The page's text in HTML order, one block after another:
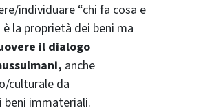
individuare “chi fa cosa e
la proprietà dei beni ma
il dialogo
anche
culturale da
beni immateriali.